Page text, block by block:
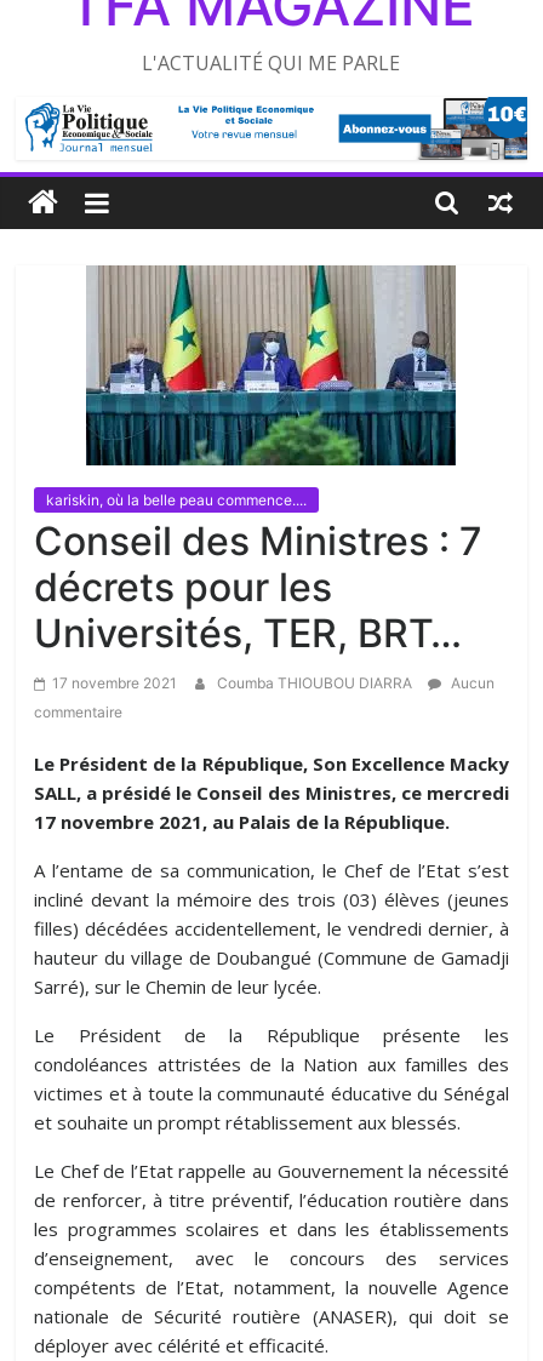
L'ACTUALITÉ QUI ME PARLE
kariskin, où la belle peau commence....
Conseil des Ministres : 7
décrets pour les
Universités, TER, BRT…
17 novembre 2021 Coumba THIOUBOU DIARRA
Aucun
commentaire
Le Président de la République, Son Excellence Macky
SALL, a présidé le Conseil des Ministres, ce mercredi
17 novembre 2021, au Palais de la République.
A l’entame de sa communication, le Chef de l’Etat s’est
incliné devant la mémoire des trois (03) élèves (jeunes
filles) décédées accidentellement, le vendredi dernier, à
hauteur du village de Doubangué (Commune de Gamadji
Sarré), sur le Chemin de leur lycée.
Le Président de la République présente les
condoléances attristées de la Nation aux familles des
victimes et à toute la communauté éducative du Sénégal
et souhaite un prompt rétablissement aux blessés.
Le Chef de l’Etat rappelle au Gouvernement la nécessité
de renforcer, à titre préventif, l’éducation routière dans
les programmes scolaires et dans les établissements
d’enseignement, avec le concours des services
compétents de l’Etat, notamment, la nouvelle Agence
nationale de Sécurité routière (ANASER), qui doit se
déployer avec célérité et efficacité.